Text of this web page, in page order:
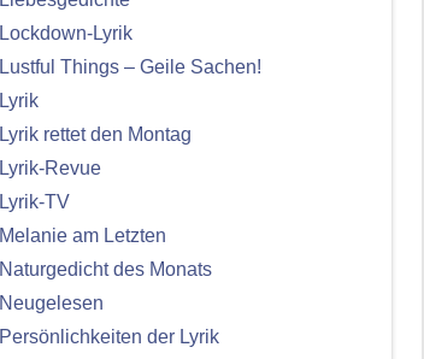
Lockdown-Lyrik
Lustful Things – Geile Sachen!
Lyrik
Lyrik rettet den Montag
Lyrik-Revue
Lyrik-TV
Melanie am Letzten
Naturgedicht des Monats
Neugelesen
Persönlichkeiten der Lyrik